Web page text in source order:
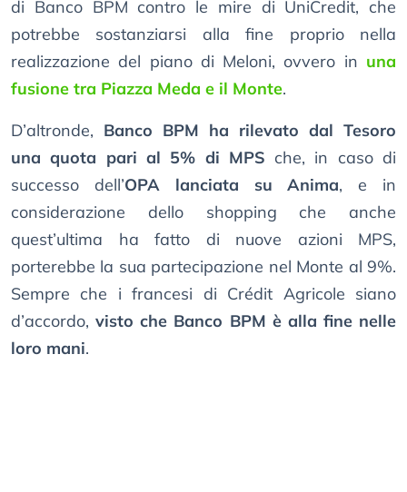
di Banco BPM contro le mire di UniCredit, che
potrebbe sostanziarsi alla fine proprio nella
realizzazione del piano di Meloni, ovvero in una
fusione tra Piazza Meda e il Monte.
D’altronde, Banco BPM ha rilevato dal Tesoro
una quota pari al 5% di MPS che, in caso di
successo dell’OPA lanciata su Anima, e in
considerazione dello shopping che anche
quest’ultima ha fatto di nuove azioni MPS,
porterebbe la sua partecipazione nel Monte al 9%.
Sempre che i francesi di Crédit Agricole siano
d’accordo,visto che Banco BPM è alla fine nelle
loro mani.